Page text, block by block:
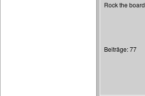
Rock the board
Beiträge: 77